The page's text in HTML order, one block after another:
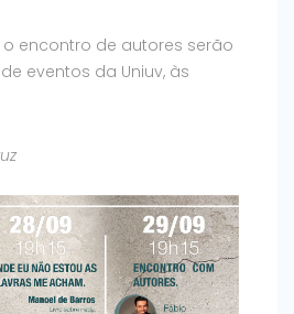
encontro de autores serão
eventos da Uniuv, às